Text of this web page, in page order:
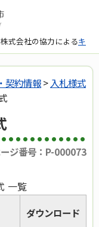
式会社の協力によるキ
契約情報> 入札様式
ジ番号：P-000073
一覧
ダウンロード